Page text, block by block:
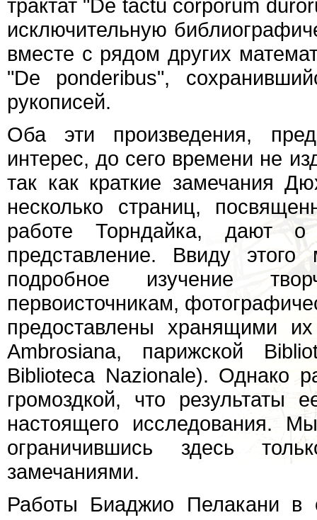
трактат "De tactu corporum
исключительную
вместе с рядом других
"De ponderibus",
рукописей.
Оба эти произведения,
интерес, до сего времени не
так как краткие замечания
несколько страниц,
работе Торндайка, дают
представление. Ввиду
подробное изучение
первоисточникам,
предоставлены хранящими
Ambrosiana, парижской
Biblioteca Nazionale). Однако
громоздкой, что
настоящего исследования.
ограничившись здесь
замечаниями.
Работы Биаджио Пелакани в